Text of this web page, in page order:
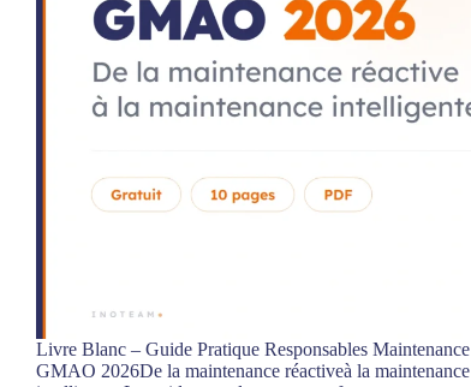
Livre Blanc – Guide Pratique Responsables Maintenance
GMAO 2026De la maintenance réactiveà la maintenance